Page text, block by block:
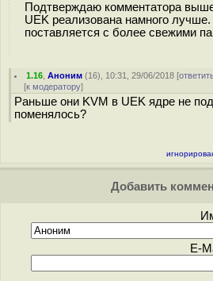
Подтверждаю комментатора
UEK реализована намного
поставляется с более свежими
1.16 ,Аноним (16), 10:31, 29/06/2018 [
[к модератору]
Раньше они KVM в UEK ядре не
поменялось?
Добавить
E-